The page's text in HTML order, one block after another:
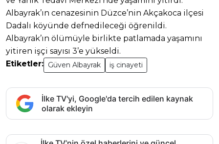
Albayrak’ın cenazesinin Düzce’nin Akçakoca ilçesi
Dadalı köyünde defnedileceği öğrenildi.
Albayrak’ın ölümüyle birlikte patlamada yaşamını
yitiren işçi sayısı 3’e yükseldi.
Etiketler: Güven Albayrak iş cinayeti
İlke TV'yi, Google'da tercih edilen kaynak
olarak ekleyin